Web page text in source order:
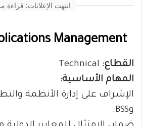
انتهت الإعلانات: قراءة
Management
القطاع: Technical
المهام الأساسية:
وBSS.